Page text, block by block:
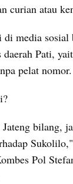
curian atau
media sosial
Pati,
pelat nomor.
bilang,
Pol